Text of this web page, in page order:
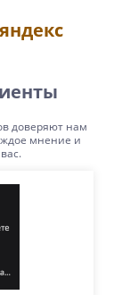
доверяют нам
мнение и